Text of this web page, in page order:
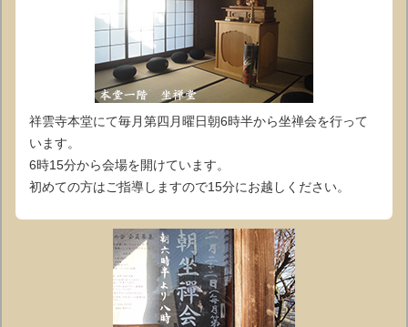
祥雲寺本堂にて毎月第四月曜日朝6時半から坐禅会を行って
います。
6時15分から会場を開けています。
初めての方はご指導しますので15分にお越しください。